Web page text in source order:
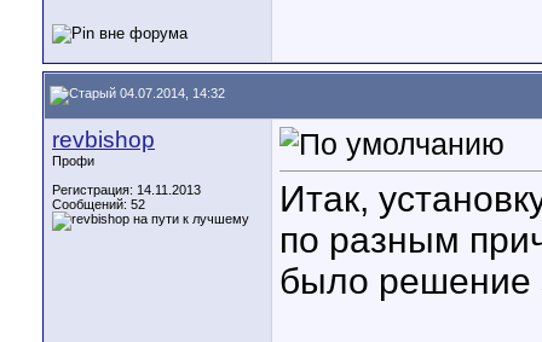
04.07.2014, 14:32
revbishop
Профи
Регистрация: 14.11.2013
Сообщений: 52
Итак,
по разным
было решение